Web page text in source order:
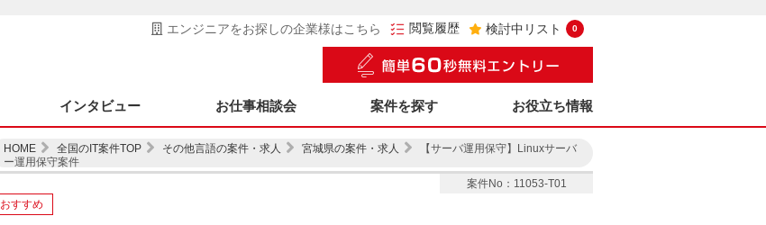
エンジニアをお探しの企業様はこちら 閲覧履歴 検討中リスト 0
インタビュー お仕事相談会 案件を探す お役立ち情報
HOME 全国のIT案件TOP その他言語の案件・求人 宮城県の案件・求人
【サーバ運用保守】Linuxサーバ
ー運用保守案件
案件No：11053-T01
おすすめ